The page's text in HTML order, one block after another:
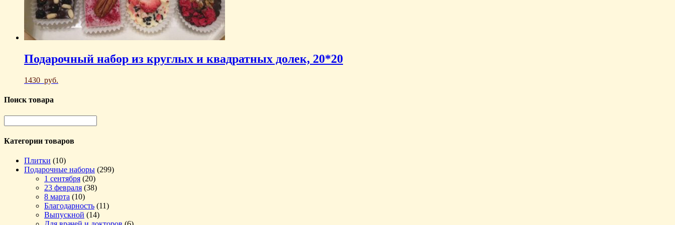
Подарочный набор из круглых и квадратных долек, 20*20
1430 руб.
Поиск товара
Категории товаров
Плитки (10)
Подарочные наборы (299)
1 сентября (20)
23 февраля (38)
8 марта (10)
Благодарность (11)
Выпускной (14)